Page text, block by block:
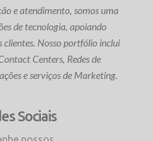
e atendimento, somos uma
de tecnologia, apoiando
clientes. Nosso portfólio inclui
Centers, Redes de
e serviços de Marketing.
Sociais